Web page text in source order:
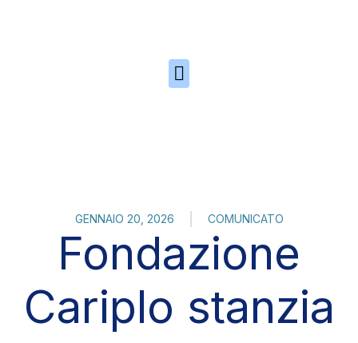
GENNAIO 20, 2026 COMUNICATO
Fondazione
Cariplo stanzia